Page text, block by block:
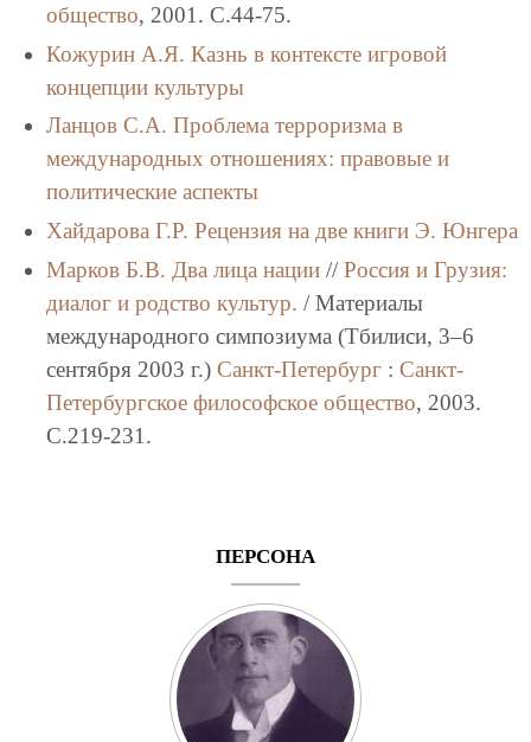
общество, 2001. C.44-75.
Кожурин А.Я. Казнь в контексте игровой
концепции культуры
Ланцов С.А. Проблема терроризма в
международных отношениях: правовые и
политические аспекты
Хайдарова Г.Р. Рецензия на две книги Э. Юнгера
Марков Б.В. Два лица нации// Россия и Грузия:
диалог и родство культур. / Материалы
международного симпозиума (Тбилиси, 3–6
сентября 2003 г.) Санкт-Петербург: Санкт-
Петербургское философское общество, 2003.
C.219-231.
ПЕРСОНА